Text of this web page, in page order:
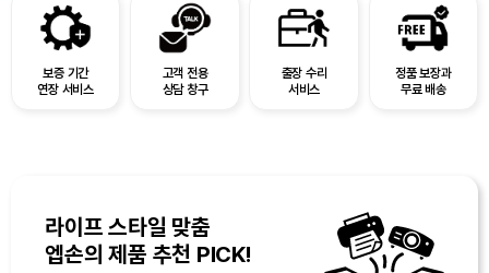
보증 기간
연장 서비스
고객 전용
상담 창구
출장 수리
서비스
정품 보장과
무료 배송
라이프 스타일 맞춤
엡손의 제품 추천 PICK!